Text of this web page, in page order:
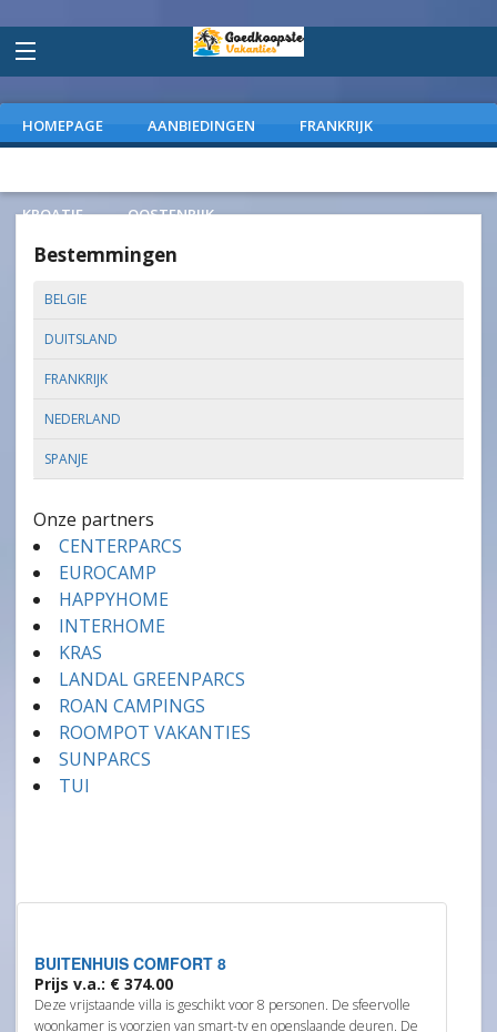
HOMEPAGE AANBIEDINGEN FRANKRIJK
KROATIE OOSTENRIJK
Bestemmingen
BELGIE
DUITSLAND
FRANKRIJK
NEDERLAND
SPANJE
Onze partners
CENTERPARCS
EUROCAMP
HAPPYHOME
INTERHOME
KRAS
LANDAL GREENPARCS
ROAN CAMPINGS
ROOMPOT VAKANTIES
SUNPARCS
TUI
BUITENHUIS COMFORT 8
Prijs v.a.: € 374.00
Deze vrijstaande villa is geschikt voor 8 personen. De sfeervolle
woonkamer is voorzien van smart-tv en openslaande deuren. De